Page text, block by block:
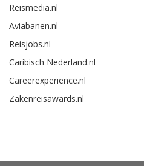
Reismedia.nl
Aviabanen.nl
Reisjobs.nl
Caribisch Nederland.nl
Careerexperience.nl
Zakenreisawards.nl